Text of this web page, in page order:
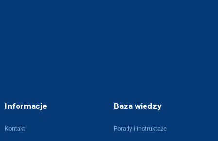
Informacje
Kontakt
Baza wiedzy
Porady i instruktaże